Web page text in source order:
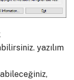
yazılım